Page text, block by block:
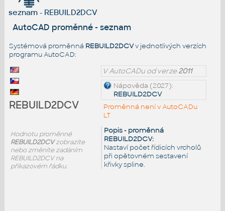
seznam - REBUILD2DCV
AutoCAD proměnné - seznam
Systémová proměnná REBUILD2DCVv jednotlivých verzích
programu AutoCAD:
V AutoCADu od verze2011
Nápověda (2027):
REBUILD2DCV
Proměnná není v AutoCADu
LT
Popis - proměnná
REBUILD2DCV:
Nastaví počet řídicích vrcholů
při opětovném sestavení
křivky spline.
REBUILD2DCV
Hodnotu proměnné
REBUILD2DCVzobrazíte
nebo změníte zadáním
REBUILD2DCV na
příkazovém řádku.